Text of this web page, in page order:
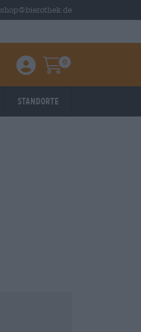
shop@bierothek.de
Einloggen / Anmelden
Warenkorb
0
Standorte